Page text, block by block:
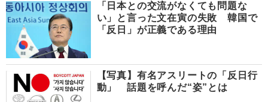
「日本との交流がなくても問題な
い」と言った文在寅の失敗 韓国で
「反日」が正義である理由
【写真】有名アスリートの「反日行
動」 話題を呼んだ“姿”とは